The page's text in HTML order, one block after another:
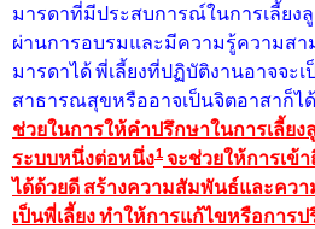
มารดาที่มีประสบการณ์ในการเลี้ย
ผ่านการอบรมและมีความรู้ความส
มารดาได้ พี่เลี้ยงที่ปฏิบัติงานอาจจะ
สาธารณสุขหรืออาจเป็นจิตอาสาก็ได้
ช่วยในการให้คำปรึกษาในการเลี้ย
ระบบหนึ่งต่อหนึ่ง1 จะช่วยให้การเข้
ได้ด้วยดี สร้างความสัมพันธ์และคว
เป็นพี่เลี้ยง ทำให้การแก้ไขหรือการ